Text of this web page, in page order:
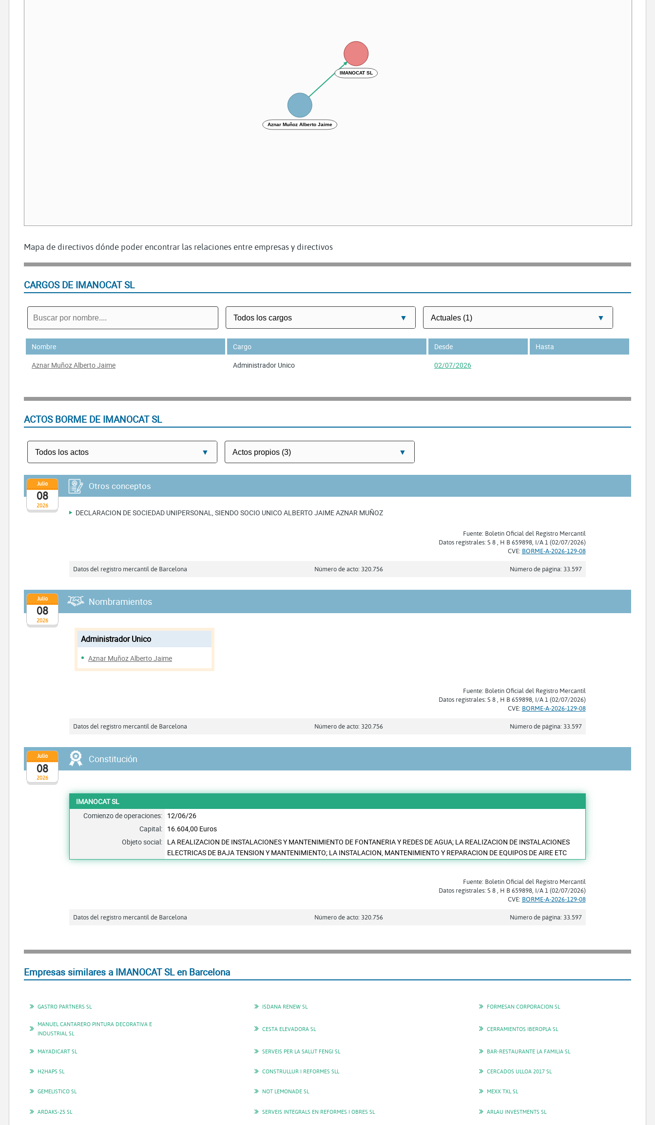
IMANOCAT SL
Aznar Muñoz Alberto Jaime
Mapa de directivos dónde poder encontrar las relaciones entre empresas y directivos
CARGOS DE IMANOCAT SL
Nombre Cargo Desde
Hasta
Aznar Muñoz Alberto Jaime
Administrador Unico 02/07/2026
ACTOS BORME DE IMANOCAT SL
2026
Julio
08
Otros conceptos
DECLARACION DE SOCIEDAD UNIPERSONAL, SIENDO SOCIO UNICO ALBERTO JAIME AZNAR MUÑOZ
Fuente: Boletín Oficial del Registro Mercantil
Datos registrales: S 8 , H B 659898, I/A 1 (02/07/2026)
CVE: BORME-A-2026-129-08
Datos del registro mercantil de Barcelona Número de acto: 320.756 Número de página: 33.597
2026
Julio
08
Nombramientos
Administrador Unico
Aznar Muñoz Alberto Jaime
Fuente: Boletín Oficial del Registro Mercantil
Datos registrales: S 8 , H B 659898, I/A 1 (02/07/2026)
CVE: BORME-A-2026-129-08
Datos del registro mercantil de Barcelona Número de acto: 320.756 Número de página: 33.597
2026
Julio
08
Constitución
IMANOCAT SL
Comienzo de operaciones: 12/06/26
Capital: 16.604,00 Euros
Objeto social: LA REALIZACION DE INSTALACIONES Y MANTENIMIENTO DE FONTANERIA Y REDES DE AGUA; LA REALIZACION DE INSTALACIONES
ELECTRICAS DE BAJA TENSION Y MANTENIMIENTO; LA INSTALACION, MANTENIMIENTO Y REPARACION DE EQUIPOS DE AIRE ETC
Fuente: Boletín Oficial del Registro Mercantil
Datos registrales: S 8 , H B 659898, I/A 1 (02/07/2026)
CVE: BORME-A-2026-129-08
Datos del registro mercantil de Barcelona Número de acto: 320.756 Número de página: 33.597
Empresas similares a IMANOCAT SL en Barcelona
GASTRO PARTNERS SL ISDANA RENEW SL FORMESAN CORPORACION SL
MANUEL CANTARERO PINTURA DECORATIVA E
INDUSTRIAL SL
CESTA ELEVADORA SL CERRAMIENTOS IBEROPLA SL
MAYADICART SL SERVEIS PER LA SALUT FENGI SL BAR-RESTAURANTE LA FAMILIA SL
H2HAPS SL CONSTRULLUR I REFORMES SLL CERCADOS ULLOA 2017 SL
GEMELISTICO SL NOT LEMONADE SL MEXX TXL SL
ARDAKS-25 SL SERVEIS INTEGRALS EN REFORMES I OBRES SL ARLAU INVESTMENTS SL